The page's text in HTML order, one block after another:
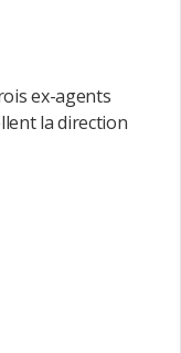
ex-agents
la direction